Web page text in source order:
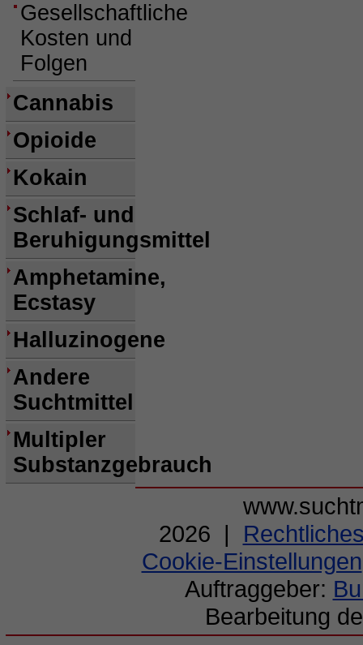
Gesellschaftliche
Kosten und
Folgen
Cannabis
Opioide
Kokain
Schlaf- und
Beruhigungsmittel
Amphetamine,
Ecstasy
Halluzinogene
Andere
Suchtmittel
Multipler
Substanzgebrauch
2026 |
Cookie-Einstellungen
Auftraggeber:
Bearbeitung